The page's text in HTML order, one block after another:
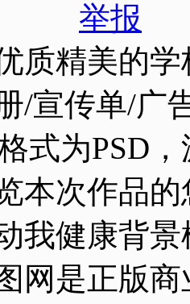
举报
质精美的
/宣传单/广
式为PSD
本次作品
我健康背
网是正版